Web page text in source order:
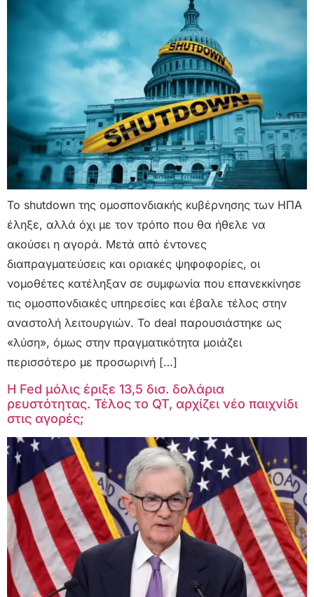
Το shutdown της ομοσπονδιακής κυβέρνησης των ΗΠΑ
έληξε, αλλά όχι με τον τρόπο που θα ήθελε να
ακούσει η αγορά. Μετά από έντονες
διαπραγματεύσεις και οριακές ψηφοφορίες, οι
νομοθέτες κατέληξαν σε συμφωνία που επανεκκίνησε
τις ομοσπονδιακές υπηρεσίες και έβαλε τέλος στην
αναστολή λειτουργιών. Το deal παρουσιάστηκε ως
«λύση», όμως στην πραγματικότητα μοιάζει
περισσότερο με προσωρινή […]
Η Fed μόλις έριξε 13,5 δισ. δολάρια
ρευστότητας. Τέλος το QT, αρχίζει νέο παιχνίδι
στις αγορές;